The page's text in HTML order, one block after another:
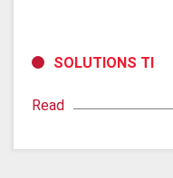
SOLUTIONS TI
Read